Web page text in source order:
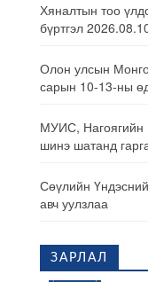
Хяналтын тоо
бүртгэл
Олон улсын
сарын 10-13-ны
МУИС, Нагоягийн
шинэ шатанд
Сөүлийн
авч уулзлаа
ЗАРЛАЛ